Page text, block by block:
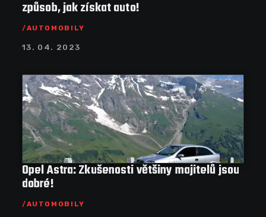
způsob, jak získat auto!
AUTOMOBILY
13. 04. 2023
Opel Astra: Zkušenosti většiny majitelů jsou
dobré!
AUTOMOBILY